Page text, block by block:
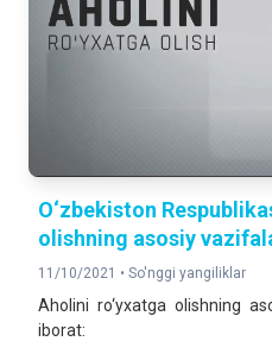
O‘zbekiston
olishning asosiy
11/10/2021 • So'nggi yangiliklar
Аholini ro‘yxatga olishning
iborat: